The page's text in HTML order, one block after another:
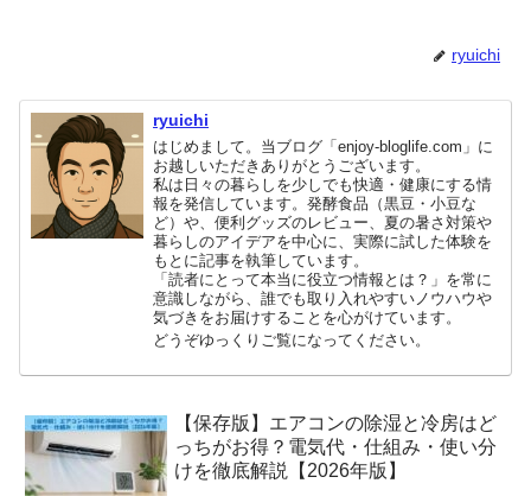
ryuichi
ryuichi
はじめまして。当ブログ「enjoy-bloglife.com」に
お越しいただきありがとうございます。
私は日々の暮らしを少しでも快適・健康にする情
報を発信しています。発酵食品（黒豆・小豆な
ど）や、便利グッズのレビュー、夏の暑さ対策や
暮らしのアイデアを中心に、実際に試した体験を
もとに記事を執筆しています。
「読者にとって本当に役立つ情報とは？」を常に
意識しながら、誰でも取り入れやすいノウハウや
気づきをお届けすることを心がけています。
どうぞゆっくりご覧になってください。
【保存版】エアコンの除湿と冷房はど
っちがお得？電気代・仕組み・使い分
けを徹底解説【2026年版】